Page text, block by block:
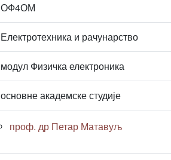
ОФ4ОМ
Електротехника и рачунарство
модул Физичка електроника
основне академске студије
проф. др Петар Матавуљ